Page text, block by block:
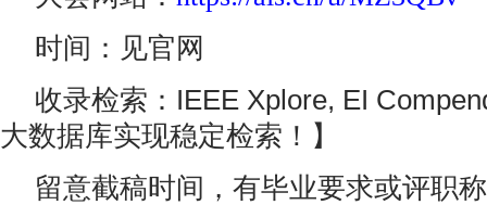
时间：见官网
收录检索：IEEE Xplore, EI
大数据库实现稳定检索！】
留意截稿时间，有毕业要求或评职